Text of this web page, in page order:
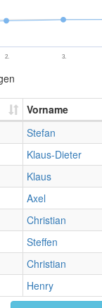
2. 3.
Vorname
Stefan
Klaus-Dieter
Klaus
Axel
Christian
Steffen
Christian
Henry